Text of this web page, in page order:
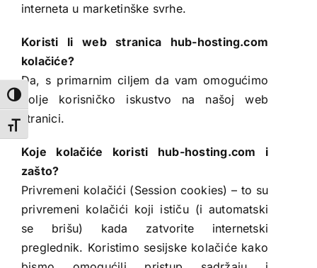
Toggle High Contrast
Toggle Font size
interneta u marketinške svrhe.
Koristi li web stranica hub-hosting.com
kolačiće?
Da, s primarnim ciljem da vam omogućimo
bolje korisničko iskustvo na našoj web
stranici.
Koje kolačiće koristi hub-hosting.com i
zašto?
Privremeni kolačići (Session cookies) – to su
privremeni kolačići koji ističu (i automatski
se brišu) kada zatvorite internetski
preglednik. Koristimo sesijske kolačiće kako